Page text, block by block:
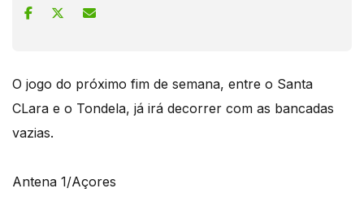
O jogo do próximo fim de semana, entre o Santa
CLara e o Tondela, já irá decorrer com as bancadas
vazias.
Antena 1/Açores